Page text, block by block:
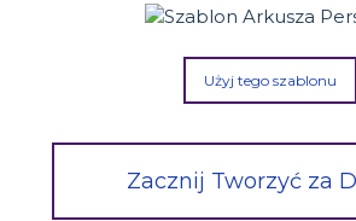
Użyj tego szablonu
Zacznij Tworzyć za